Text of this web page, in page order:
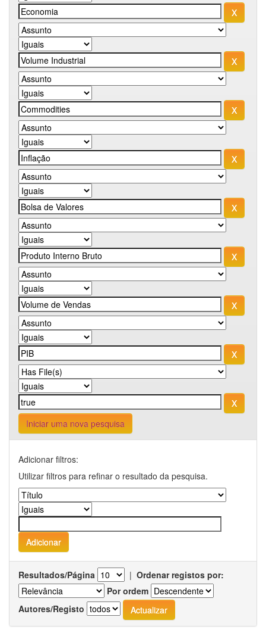
Iniciar uma nova pesquisa
Adicionar filtros:
Utilizar filtros para refinar o resultado da pesquisa.
Resultados/Página | Ordenar registos por:
Por ordem
Autores/Registo